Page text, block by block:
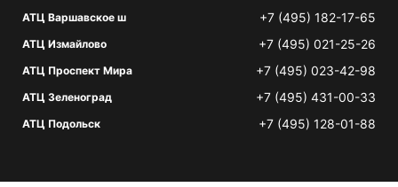
АТЦ Варшавское ш +7 (495) 182-17-65
АТЦ Измайлово +7 (495) 021-25-26
АТЦ Проспект Мира +7 (495) 023-42-98
АТЦ Зеленоград +7 (495) 431-00-33
АТЦ Подольск +7 (495) 128-01-88